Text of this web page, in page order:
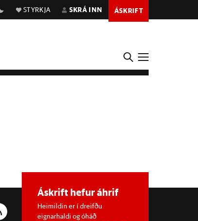
STYRKJA SKRÁ INN ÁSKRIFT
Áskrift hefur áhrif
Heimildin er í dreifðu
eignarhaldi og óháð